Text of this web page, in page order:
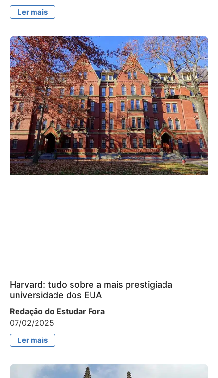
Ler mais
Harvard: tudo sobre a mais prestigiada
universidade dos EUA
Redação do Estudar Fora
07/02/2025
Ler mais